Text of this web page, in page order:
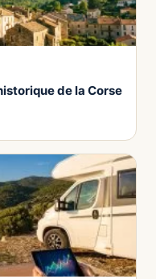
de la Corse